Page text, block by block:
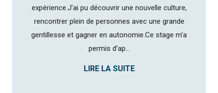
expérience.J’ai pu découvrir une nouvelle culture,
rencontrer plein de personnes avec une grande
gentillesse et gagner en autonomie.Ce stage m’a
permis d’ap...
LIRE LA SUITE